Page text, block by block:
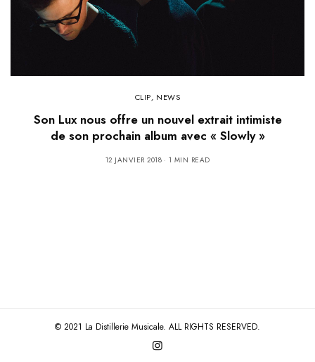
CLIP, NEWS
Son Lux nous offre un nouvel extrait intimiste
de son prochain album avec « Slowly »
12 JANVIER 2018 1 MIN READ
© 2021 La Distillerie Musicale. ALL RIGHTS RESERVED.